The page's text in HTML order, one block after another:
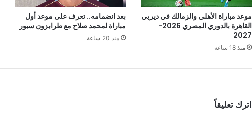
موعد مباراة الأهلي والزمالك في ديربي
القاهرة بالدوري المصري 2026-
2027
منذ 18 ساعة
بعد انضمامه.. تعرف على موعد أول
مباراة لمحمد صلاح مع طرابزون سبور
منذ 20 ساعة
اترك تعليقاً